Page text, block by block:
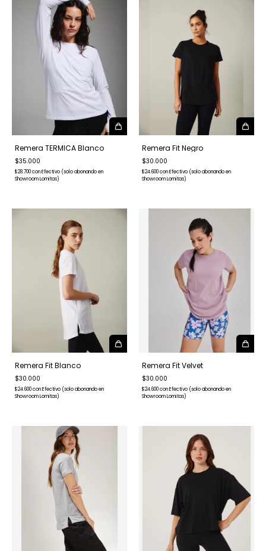
Remera TERMICA Blanco
$35.000
$28.700conEfectivo (solo abonando en
Showroom Lomitas)
Remera Fit Negro
$30.000
$24.600conEfectivo (solo abonando en
Showroom Lomitas)
Remera Fit Blanco
$30.000
$24.600conEfectivo (solo abonando en
Showroom Lomitas)
Remera Fit Velvet
$30.000
$24.600conEfectivo (solo abonando en
Showroom Lomitas)